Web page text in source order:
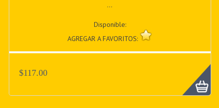
...
Disponible:
AGREGAR A FAVORITOS:
$117.00